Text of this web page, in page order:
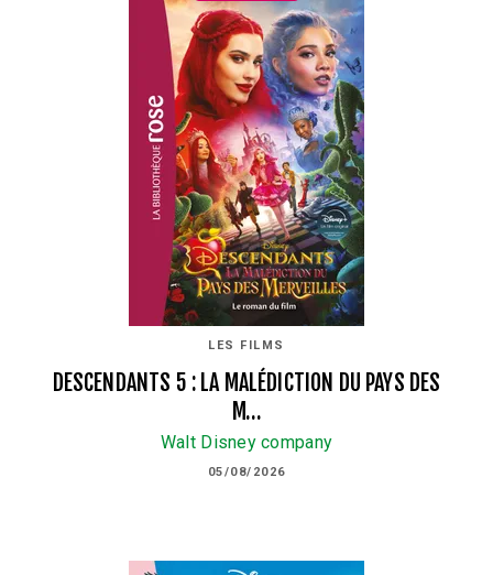
LES FILMS
DESCENDANTS 5 : LA MALÉDICTION DU PAYS DES
M…
Walt Disney company
05/08/2026